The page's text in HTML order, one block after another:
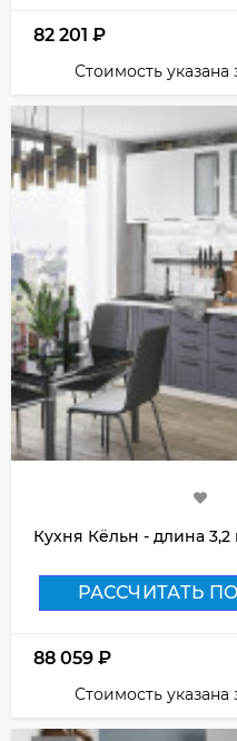
82 201 ₽
Стоимость
Кухня Кёльн - длина 3,2
РАССЧИТАТЬ
88 059 ₽
Стоимость